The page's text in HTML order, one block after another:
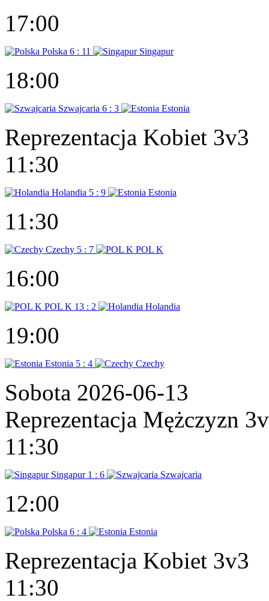
17:00
Polska 6 : 11 Singapur
18:00
Szwajcaria 6 : 3 Estonia
Reprezentacja Kobiet 3v3
11:30
Holandia 5 : 9 Estonia
11:30
Czechy 5 : 7 POL K
16:00
POL K 13 : 2 Holandia
19:00
Estonia 5 : 4 Czechy
Sobota 2026-06-13
Reprezentacja Mężczyzn
11:30
Singapur 1 : 6 Szwajcaria
12:00
Polska 6 : 4 Estonia
Reprezentacja Kobiet 3v3
11:30